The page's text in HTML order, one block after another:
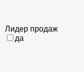
Лидер продаж
да